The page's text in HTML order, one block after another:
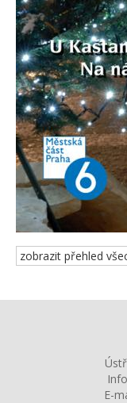
zobrazit přehled
E-